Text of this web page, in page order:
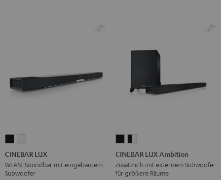
LUX
Schwarz
LUX
Weiß
CINEBAR LUX
WLAN-Soundbar mit eingebautem
Subwoofer
LUX
Ambition
Schwarz
LUX
Ambition
Schwarz
CINEBAR LUX Ambition
Zusätzlich mit externem Subwoofer
für größere Räume